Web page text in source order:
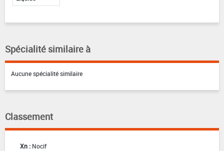
Spécialité similaire à
Aucune spécialité similaire
Classement
Xn : Nocif